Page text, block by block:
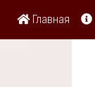
Главная